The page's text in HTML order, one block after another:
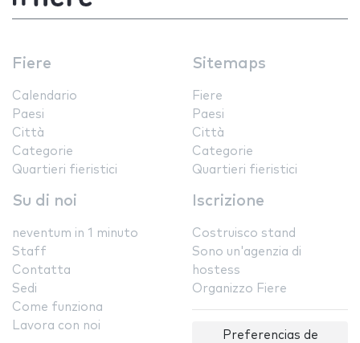
Fiere
Calendario
Paesi
Città
Categorie
Quartieri fieristici
Sitemaps
Fiere
Paesi
Città
Categorie
Quartieri fieristici
Su di noi
neventum in 1 minuto
Staff
Contatta
Sedi
Come funziona
Lavora con noi
Iscrizione
Costruisco stand
Sono un'agenzia di
hostess
Organizzo Fiere
Preferencias de